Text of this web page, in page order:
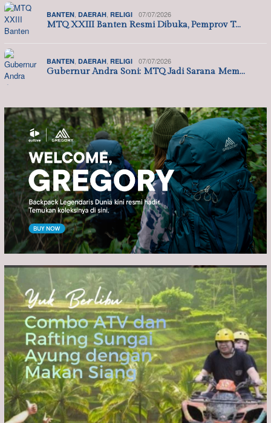
BANTEN DAERAH RELIGI 07/07/2026
MTQ XXIII Banten Resmi Dibuka, Pemprov T…
BANTEN DAERAH RELIGI 07/07/2026
Gubernur Andra Soni: MTQ Jadi Sarana Mem…